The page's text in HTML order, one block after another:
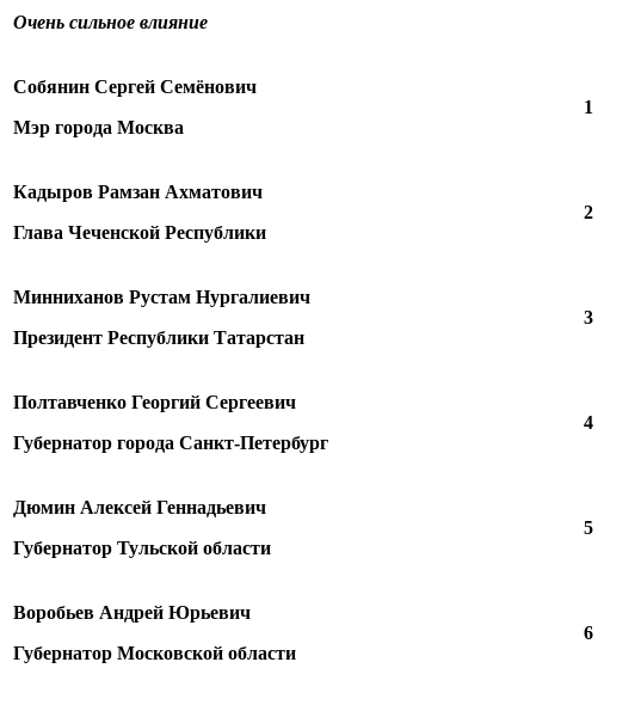
Очень сильное влияние
Собянин Сергей Семёнович
Мэр города Москва
1
Кадыров Рамзан Ахматович
Глава Чеченской Республики
2
Минниханов Рустам Нургалиевич
Президент Республики Татарстан
3
Полтавченко Георгий Сергеевич
Губернатор города Санкт-Петербург
4
Дюмин Алексей Геннадьевич
Губернатор Тульской области
5
Воробьев Андрей Юрьевич
Губернатор Московской области
6